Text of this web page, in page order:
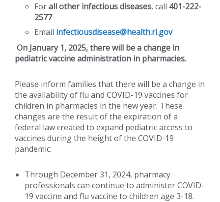
Forall other infectious diseases, call 401-222-
2577
Email infectiousdisease@health.ri.gov
On January 1, 2025, there will be a change in
pediatric vaccine administration in pharmacies.
Please inform families that there will be a change in
the availability of flu and COVID-19 vaccines for
children in pharmacies in the new year. These
changes are the result of the expiration of a
federal law created to expand pediatric access to
vaccines during the height of the COVID-19
pandemic.
Through December 31, 2024, pharmacy
professionals can continue to administer COVID-
19 vaccine and flu vaccine to children age 3-18.